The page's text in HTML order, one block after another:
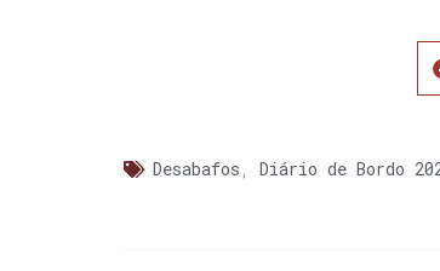
Desabafos Diário de Bordo